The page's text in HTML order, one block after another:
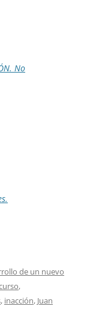
No
de un nuevo
,
, inacción, Juan